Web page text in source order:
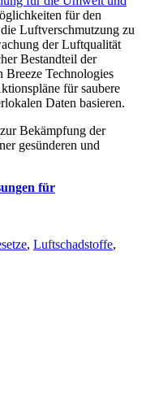
für den
Luftverschmutzung zu
der Luftqualität
Bestandteil der
Technologies
für saubere
Daten basieren.
Bekämpfung der
gesünderen und
für
, Luftschadstoffe,